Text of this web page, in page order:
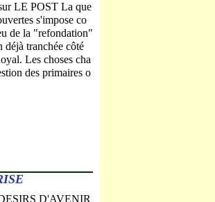
LE POST La que
s'impose co
de la "refondation"
déjà tranchée côté
Les choses cha
des primaires o
D'AVENIR